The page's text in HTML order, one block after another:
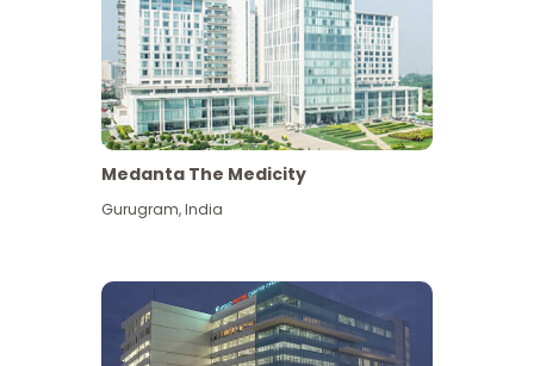
Medanta The Medicity
Gurugram,India